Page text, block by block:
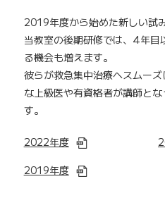
2019年度から始めた新しい試
当教室の後期研修では、4年目
る機会も増えます。
彼らが救急集中治療へスムー
な上級医や有資格者が講師と
す。
2022年度
2019年度